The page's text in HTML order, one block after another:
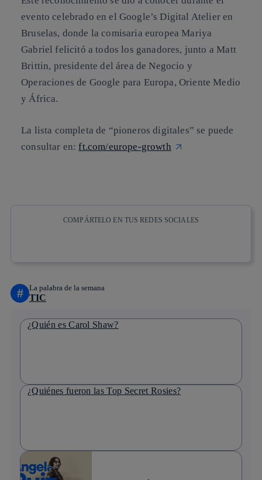
evento celebrado en el Google’s Digital Atelier en
Bruselas, donde la comisaria europea Mariya
Gabriel felicitó a todos los ganadores, junto a Matt
Brittin, presidente del área de Negocio y
Operaciones de Google para Europa, Oriente Medio
y África.
La lista completa de “pioneros digitales” se puede
consultar en:ft.com/europe-growth
COMPÁRTELO EN TUS REDES SOCIALES
# La palabra de la semana
TIC
¿Quién es Carol Shaw?
¿Quiénes fueron las Top Secret Rosies?